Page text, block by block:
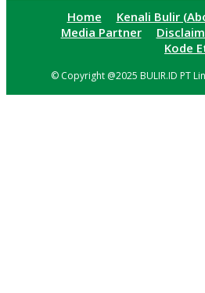
Home Kenali Bulir
Media Partner
Kode
© Copyright @2025 BULIR.ID PT